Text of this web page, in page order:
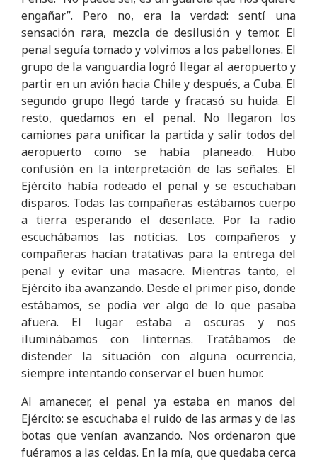
engañar”. Pero no, era la verdad: sentí una
sensación rara, mezcla de desilusión y temor. El
penal seguía tomado y volvimos a los pabellones. El
grupo de la vanguardia logró llegar al aeropuerto y
partir en un avión hacia Chile y después, a Cuba. El
segundo grupo llegó tarde y fracasó su huida. El
resto, quedamos en el penal. No llegaron los
camiones para unificar la partida y salir todos del
aeropuerto como se había planeado. Hubo
confusión en la interpretación de las señales. El
Ejército había rodeado el penal y se escuchaban
disparos. Todas las compañeras estábamos cuerpo
a tierra esperando el desenlace. Por la radio
escuchábamos las noticias. Los compañeros y
compañeras hacían tratativas para la entrega del
penal y evitar una masacre. Mientras tanto, el
Ejército iba avanzando. Desde el primer piso, donde
estábamos, se podía ver algo de lo que pasaba
afuera. El lugar estaba a oscuras y nos
iluminábamos con linternas. Tratábamos de
distender la situación con alguna ocurrencia,
siempre intentando conservar el buen humor.
Al amanecer, el penal ya estaba en manos del
Ejército: se escuchaba el ruido de las armas y de las
botas que venían avanzando. Nos ordenaron que
fuéramos a las celdas. En la mía, que quedaba cerca